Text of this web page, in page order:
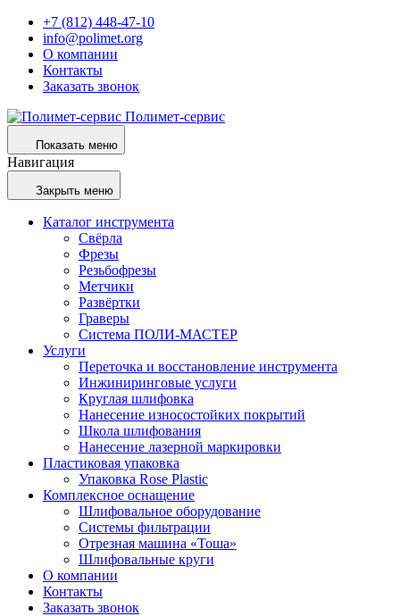
+7 (812) 448-47-10
info@polimet.org
О компании
Контакты
Заказать звонок
Полимет-сервис
Показать меню
Навигация
Закрыть меню
Каталог инструмента
Свёрла
Фрезы
Резьбофрезы
Метчики
Развёртки
Граверы
Система ПОЛИ-МАСТЕР
Услуги
Переточка и восстановление инструмента
Инжиниринговые услуги
Круглая шлифовка
Нанесение износостойких покрытий
Школа шлифования
Нанесение лазерной маркировки
Пластиковая упаковка
Упаковка Rose Plastic
Комплексное оснащение
Шлифовальное оборудование
Системы фильтрации
Отрезная машина «Тоша»
Шлифовальные круги
О компании
Контакты
Заказать звонок